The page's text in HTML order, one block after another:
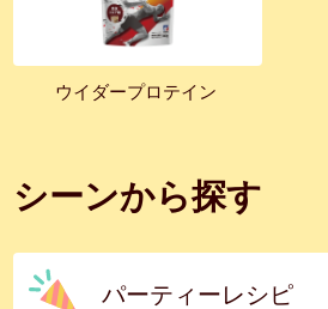
ウイダープロテイン
シーンから探す
パーティーレシピ